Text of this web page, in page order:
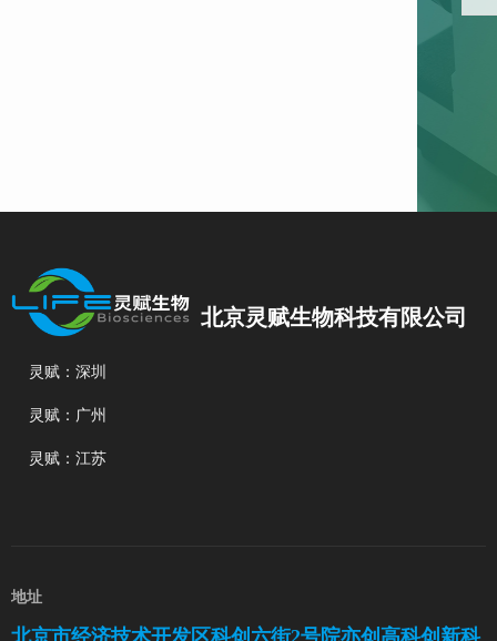
灵赋：深圳
灵赋：广州
灵赋：江苏
北京灵赋生物科技有限公司
地址
北京市经济技术开发区科创六街2号院亦创高科创新科